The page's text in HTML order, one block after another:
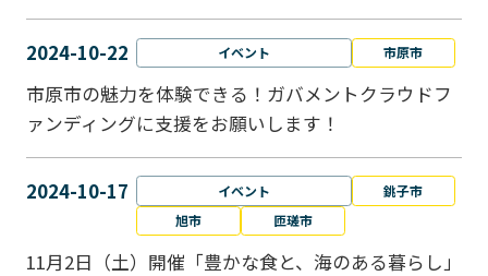
2024-10-22 イベント 市原市
市原市の魅力を体験できる！ガバメントクラウドフ
ァンディングに支援をお願いします！
2024-10-17 イベント
銚子市
旭市
匝瑳市
11月2日（土）開催「豊かな食と、海のある暮らし」